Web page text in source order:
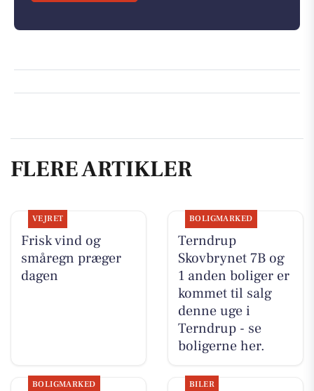
FLERE ARTIKLER
VEJRET
Frisk vind og
småregn præger
dagen
BOLIGMARKED
Terndrup
Skovbrynet 7B og
1 anden boliger er
kommet til salg
denne uge i
Terndrup - se
boligerne her.
BOLIGMARKED BILER